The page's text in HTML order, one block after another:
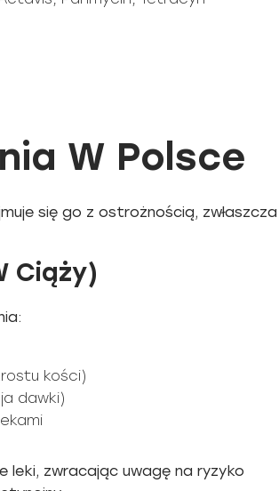
W Polsce
się go z ostrożnością, zwłaszcza
Ciąży)
kości)
dawki)
leki, zwracając uwagę na ryzyko